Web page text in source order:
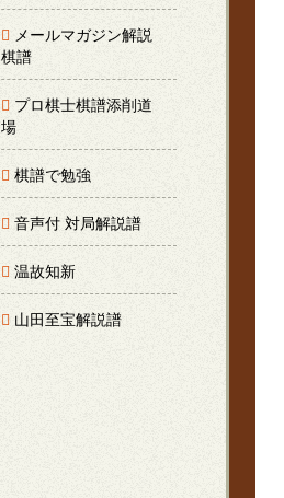
メールマガジン解説
棋譜
プロ棋士棋譜添削道
場
棋譜で勉強
音声付 対局解説譜
温故知新
山田至宝解説譜